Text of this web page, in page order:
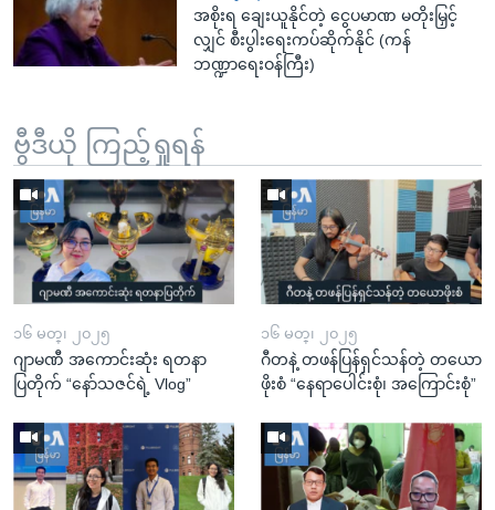
အစိုးရ ချေးယူနိုင်တဲ့ ငွေပမာဏ မတိုးမြှင့်
လျှင် စီးပွါးရေးကပ်ဆိုက်နိုင် (ကန်
ဘဏ္ဍာရေးဝန်ကြီး)
ဗွီဒီယို ကြည့်ရှုရန်
၁၆ မတ္၊ ၂၀၂၅
ဂျာမဏီ အကောင်းဆုံး ရတနာ
ပြတိုက် “နော်သဇင်ရဲ့ Vlog”
၁၆ မတ္၊ ၂၀၂၅
ဂီတနဲ့ တဖန်ပြန်ရှင်သန်တဲ့ တယော
ဖိုးစံ “နေရာပေါင်းစုံ၊ အကြောင်းစုံ”